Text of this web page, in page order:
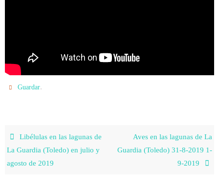
Guardar.
Libélulas en las lagunas de
La Guardia (Toledo) en julio y
agosto de 2019
Aves en las lagunas de La
Guardia (Toledo) 31-8-2019 1-
9-2019